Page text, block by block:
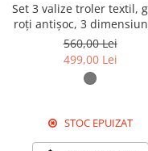
Set 3 valize troler textil,
roți antișoc, 3
M, L)
560,00 Lei
499,00 Lei
STOC EPUIZAT